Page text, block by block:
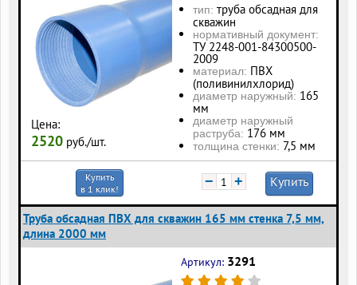
Цена:
2520 руб./шт.
тип: труба обсадная для
скважин
нормативный документ:
ТУ 2248-001-84300500-
2009
материал: ПВХ
(поливинилхлорид)
диаметр наружный: 165
мм
диаметр наружный
раструба: 176 мм
толщина стенки: 7,5 мм
Купить
в 1 клик!
− + Купить
Труба обсадная ПВХ для скважин 165 мм стенка 7,5 мм,
длина 2000 мм
Артикул: 3291